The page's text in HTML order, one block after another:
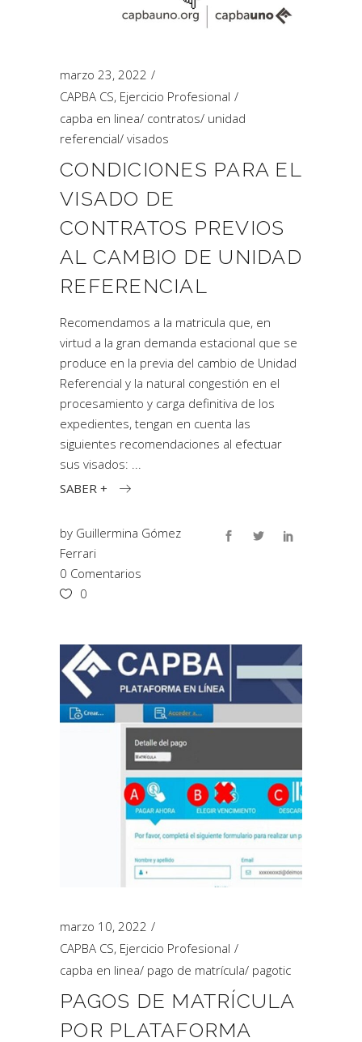
marzo 23, 2022
CAPBA CS, Ejercicio Profesional
capba en linea/ contratos/ unidad
referencial/ visados
CONDICIONES PARA EL
VISADO DE
CONTRATOS PREVIOS
AL CAMBIO DE UNIDAD
REFERENCIAL
Recomendamos a la matricula que, en
virtud a la gran demanda estacional que se
produce en la previa del cambio de Unidad
Referencial y la natural congestión en el
procesamiento y carga definitiva de los
expedientes, tengan en cuenta las
siguientes recomendaciones al efectuar
sus visados:
SABER +
by Guillermina Gómez
Ferrari
0 Comentarios
0
marzo 10, 2022
CAPBA CS, Ejercicio Profesional
capba en linea/ pago de matrícula/ pagotic
PAGOS DE MATRÍCULA
POR PLATAFORMA